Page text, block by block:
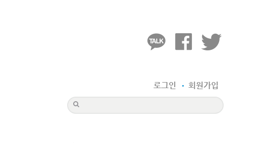
로그인 회원가입